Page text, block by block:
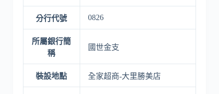
分行代號 0826
所屬銀行簡
稱
國世金支
裝設地點 全家超商-大里勝美店